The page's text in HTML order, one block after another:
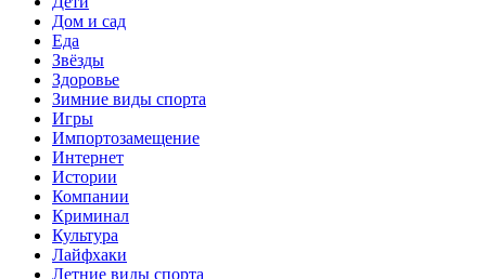
Дом и сад
Еда
Звёзды
Здоровье
Зимние виды спорта
Игры
Импортозамещение
Интернет
Истории
Компании
Криминал
Культура
Лайфхаки
Летние виды спорта